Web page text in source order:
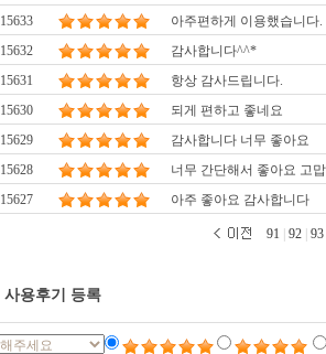
15633
아주편하게 이용했습니다
15632
감사합니다^^*
15631
항상 감사드립니다.
15630
되게 편하고 좋네요
15629
감사합니다 너무 좋아요
15628
너무 간단해서 좋아요 고
15627
아주 좋아요 감사합니다
91 92 93
사용후기 등록